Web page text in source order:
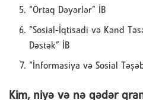
“Ortaq Dəyərlər” İB
“Sosial-İqtisadi və Kənd
Dəstək” İB
“İnformasiya və Sosial
Kim, niyə və nə qədər